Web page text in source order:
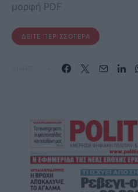
μορφή PDF
ΔΕΊΤΕ ΠΕΡΙΣΣΌΤΕΡΑ